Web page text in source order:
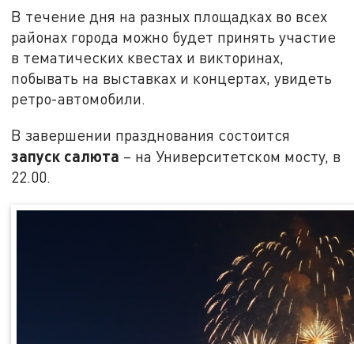
В течение дня на разных площадках во всех
районах города можно будет принять участие
в тематических квестах и викторинах,
побывать на выставках и концертах, увидеть
ретро-автомобили.
В завершении празднования состоится
запуск салюта – на Университетском мосту, в
22.00.